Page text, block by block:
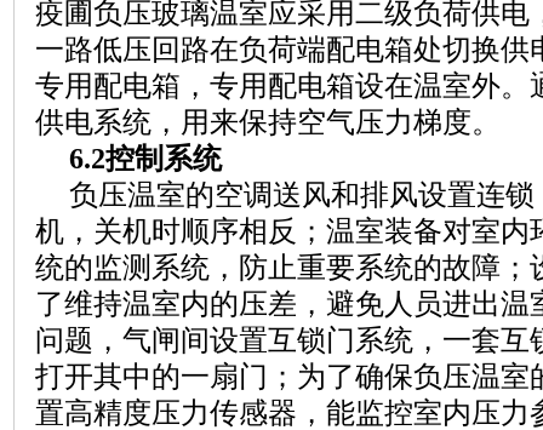
疫圃负压玻璃温室应采用二级负荷供电
一路低压回路在负荷端配电箱处切换供
专用配电箱，专用配电箱设在温室外。
供电系统，用来保持空气压力梯度。
6.2控制系统
负压温室的空调送风和排风设置连
机，关机时顺序相反；温室装备对室内
统的监测系统，防止重要系统的故障；
了维持温室内的压差，避免人员进出温
问题， 气闸间设置互锁门系统， 一套互
打开其中的一扇门；为了确保负压温室
置高精度压力传感器，能监控室内压力